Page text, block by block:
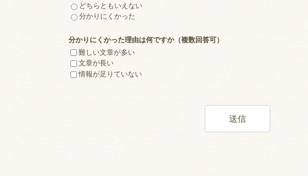
どちらともいえない
分かりにくかった
分かりにくかった理由は何ですか（複数回答可）
難しい文章が多い
文章が長い
情報が足りていない